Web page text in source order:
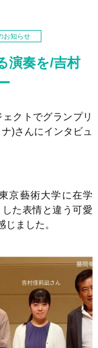
お知らせ
演奏を/吉村
クトでグランプリ
ナ)さんにインタビュ
京藝術大学に在学
た表情と違う可愛
ました。